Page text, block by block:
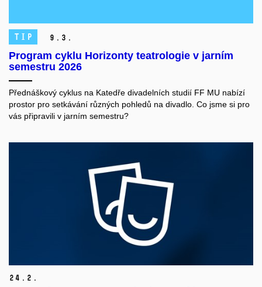
TIP 9. 3.
Program cyklu Horizonty teatrologie v jarním
semestru 2026
Přednáškový cyklus na Katedře divadelních studií FF MU nabízí
prostor pro setkávání různých pohledů na divadlo. Co jsme si pro
vás připravili v jarním semestru?
24. 2.